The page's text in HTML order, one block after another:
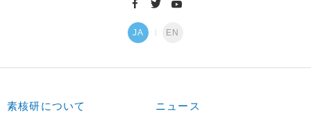
JA EN
素核研について ニュース